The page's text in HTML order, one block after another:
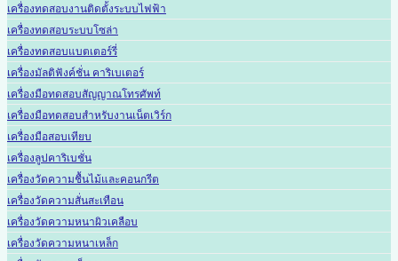
เครื่องทดสอบงานติดตั้งระบบไฟฟ้า
เครื่องทดสอบระบบโซล่า
เครื่องทดสอบแบตเตอร์รี่
เครื่องมัลติฟังค์ชั่น คาริเบเตอร์
เครื่องมือทดสอบสัญญาณโทรศัพท์
เครื่องมือทดสอบสำหรับงานเน็ตเวิร์ก
เครื่องมือสอบเทียบ
เครื่องลูปคาริเบชั่น
เครื่องวัดความชื้นไม้และคอนกรีต
เครื่องวัดความสั่นสะเทือน
เครื่องวัดความหนาผิวเคลือบ
เครื่องวัดความหนาเหล็ก